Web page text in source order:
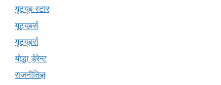
यूट्यूब स्टार
यूट्‍यूबर्स
यूट्यूबर्स
योद्धा डेरेन्ट
राजनीतिज्ञ